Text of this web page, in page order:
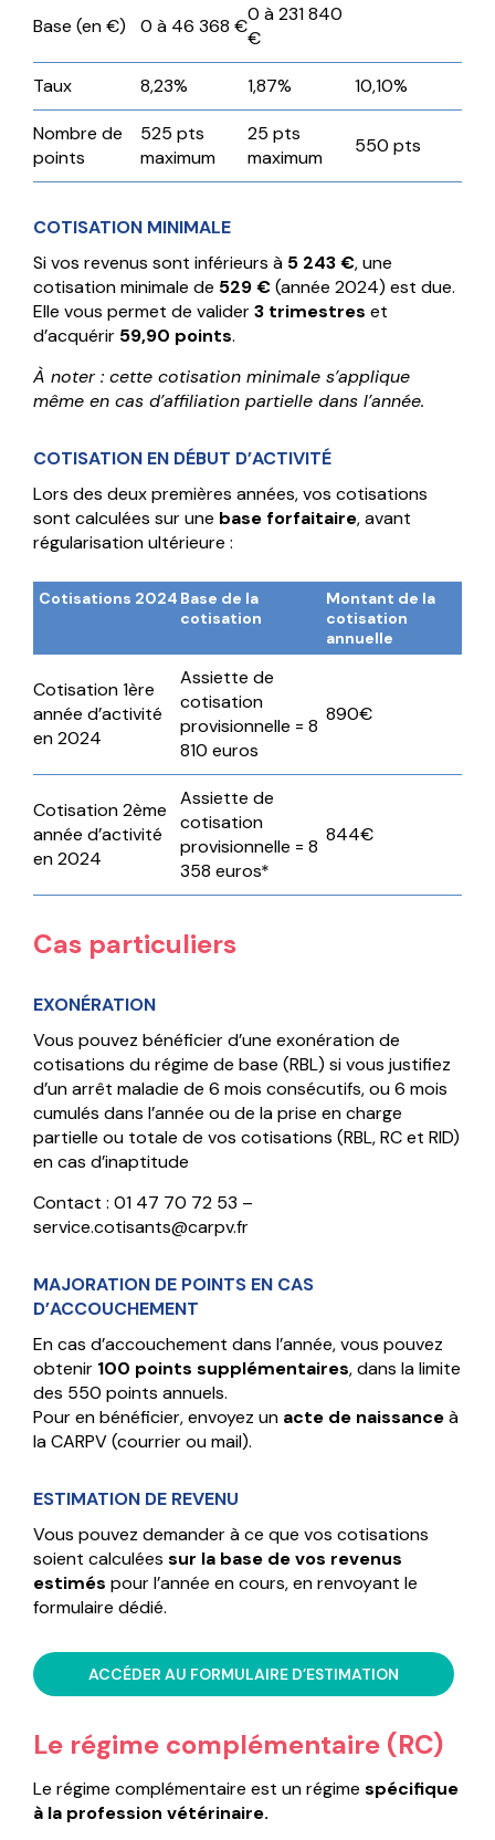
Base (en €) 0 à 46 368 €
0 à 231 840
€
Taux 8,23% 1,87% 10,10%
Nombre de
points
525 pts
maximum
25 pts
maximum
550 pts
COTISATION MINIMALE
Si vos revenus sont inférieurs à 5 243 €, une
cotisation minimale de 529 €(année 2024) est due.
Elle vous permet de valider3 trimestres et
d’acquérir 59,90 points.
À noter : cette cotisation minimale s’applique
même en cas d’affiliation partielle dans l’année.
COTISATION EN DÉBUT D’ACTIVITÉ
Lors des deux premières années, vos cotisations
sont calculées sur une base forfaitaire, avant
régularisation ultérieure :
Cotisations 2024 Base de la
cotisation
Montant de la
cotisation
annuelle
Cotisation 1ère
année d’activité
en 2024
Assiette de
cotisation
provisionnelle = 8
810 euros
890€
Cotisation 2ème
année d’activité
en 2024
Assiette de
cotisation
provisionnelle = 8
358 euros*
844€
Cas particuliers
EXONÉRATION
Vous pouvez bénéficier d’une exonération de
cotisations du régime de base (RBL) si vous justifiez
d’un arrêt maladie de 6 mois consécutifs, ou 6 mois
cumulés dans l’année ou de la prise en charge
partielle ou totale de vos cotisations (RBL, RC et RID)
en cas d’inaptitude
Contact : 01 47 70 72 53 –
service.cotisants@carpv.fr
MAJORATION DE POINTS EN CAS
D’ACCOUCHEMENT
En cas d’accouchement dans l’année, vous pouvez
obtenir 100 points supplémentaires, dans la limite
des 550 points annuels.
Pour en bénéficier, envoyez un acte de naissanceà
la CARPV (courrier ou mail).
ESTIMATION DE REVENU
Vous pouvez demander à ce que vos cotisations
soient calculées sur la base de vos revenus
estimés pour l’année en cours, en renvoyant le
formulaire dédié.
ACCÉDER AU FORMULAIRE D’ESTIMATION
Le régime complémentaire (RC)
Le régime complémentaire est un régime spécifique
à la profession vétérinaire.